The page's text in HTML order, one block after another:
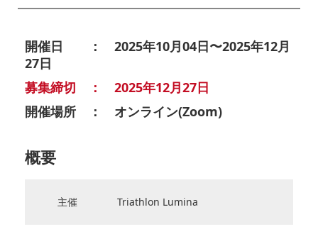
開催日 ： 2025年10月04日〜2025年12月
27日
募集締切 ： 2025年12月27日
開催場所 ： オンライン(Zoom)
概要
主催 Triathlon Lumina